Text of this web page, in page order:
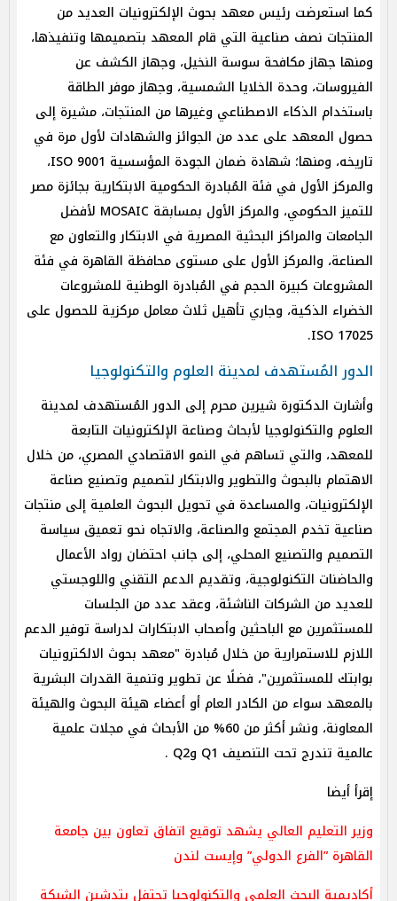
كما استعرضت رئيس معهد بحوث الإلكترونيات العديد من
المنتجات نصف صناعية التي قام المعهد بتصميمها وتنفيذها،
ومنها جهاز مكافحة سوسة النخيل، وجهاز الكشف عن
الفيروسات، وحدة الخلايا الشمسية، وجهاز موفر الطاقة
باستخدام الذكاء الاصطناعي وغيرها من المنتجات، مشيرة إلى
حصول المعهد على عدد من الجوائز والشهادات لأول مرة في
تاريخه، ومنها؛ شهادة ضمان الجودة المؤسسية ISO 9001،
والمركز الأول في فئة المُبادرة الحكومية الابتكارية بجائزة مصر
للتميز الحكومي، والمركز الأول بمسابقة MOSAIC لأفضل
الجامعات والمراكز البحثية المصرية في الابتكار والتعاون مع
الصناعة، والمركز الأول على مستوى محافظة القاهرة في فئة
المشروعات كبيرة الحجم في المُبادرة الوطنية للمشروعات
الخضراء الذكية، وجاري تأهيل ثلاث معامل مركزية للحصول على
ISO 17025.
الدور المُستهدف لمدينة العلوم والتكنولوجيا
وأشارت الدكتورة شيرين محرم إلى الدور المُستهدف لمدينة
العلوم والتكنولوجيا لأبحاث وصناعة الإلكترونيات التابعة
للمعهد، والتي تساهم في النمو الاقتصادي المصري، من خلال
الاهتمام بالبحوث والتطوير والابتكار لتصميم وتصنيع صناعة
الإلكترونيات، والمساعدة في تحويل البحوث العلمية إلى منتجات
صناعية تخدم المجتمع والصناعة، والاتجاه نحو تعميق سياسة
التصميم والتصنيع المحلي، إلى جانب احتضان رواد الأعمال
والحاضنات التكنولوجية، وتقديم الدعم التقني واللوجستي
للعديد من الشركات الناشئة، وعقد عدد من الجلسات
للمستثمرين مع الباحثين وأصحاب الابتكارات لدراسة توفير الدعم
اللازم للاستمرارية من خلال مُبادرة "معهد بحوث الالكترونيات
بوابتك للمستثمرين"، فضلًا عن تطوير وتنمية القدرات البشرية
بالمعهد سواء من الكادر العام أو أعضاء هيئة البحوث والهيئة
المعاونة، ونشر أكثر من 60% من الأبحاث في مجلات علمية
عالمية تندرج تحت التنصيف Q1 وQ2 .
إقرأ أيضا
وزير التعليم العالي يشهد توقيع اتفاق تعاون بين جامعة
القاهرة ”الفرع الدولي” وإيست لندن
أكاديمية البحث العلمي والتكنولوجيا تحتفل بتدشين الشبكة